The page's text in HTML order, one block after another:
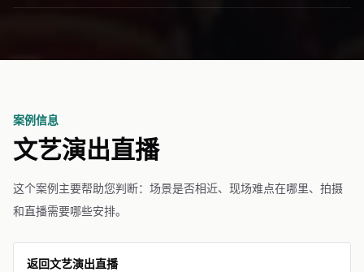
案例信息
文艺演出直播
这个案例主要帮助您判断：场景是否相近、现场难点在哪里、拍摄
和直播需要哪些安排。
返回文艺演出直播